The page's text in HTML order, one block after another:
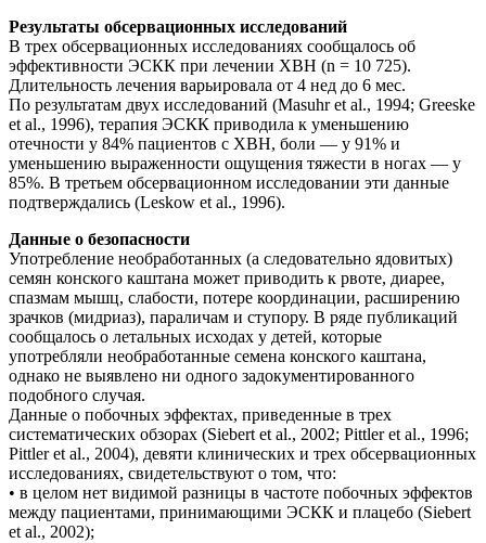
Результаты обсервационных исследований
В трех обсервационных исследованиях сообщалось об
эффективности ЭСКК при лечении ХВН (n = 10 725).
Длительность лечения варьировала от 4 нед до 6 мес.
По результатам двух исследований (Masuhr et al., 1994; Greeske
et al., 1996), терапия ЭСКК приводила к уменьшению
отечности у 84% пациентов с ХВН, боли — у 91% и
уменьшению выраженности ощущения тяжести в ногах — у
85%. В третьем обсервационном исследовании эти данные
подтверждались (Leskow et al., 1996).
Данные о безопасности
Употребление необработанных (а следовательно ядовитых)
семян конского каштана может приводить к рвоте, диарее,
спазмам мышц, слабости, потере координации, расширению
зрачков (мидриаз), параличам и ступору. В ряде публикаций
сообщалось о летальных исходах у детей, которые
употребляли необработанные семена конского каштана,
однако не выявлено ни одного задокументированного
подобного случая.
Данные о побочных эффектах, приведенные в трех
систематических обзорах (Siebert et al., 2002; Pittler et al., 1996;
Pittler et al., 2004), девяти клинических и трех обсервационных
исследованиях, свидетельствуют о том, что:
• в целом нет видимой разницы в частоте побочных эффектов
между пациентами, принимающими ЭСКК и плацебо (Siebert
et al., 2002);